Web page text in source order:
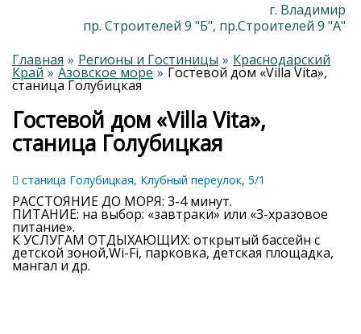
г. Владимир
пр. Строителей 9 "Б", пр.Строителей 9 "А"
Главная
Регионы и Гостиницы Краснодарский
Край Азовское море Гостевой дом «Villa Vita»,
станица Голубицкая
Гостевой дом «Villa Vita»,
станица Голубицкая
станица Голубицкая, Клубный переулок, 5/1
РАССТОЯНИЕ ДО МОРЯ: 3-4 минут.
ПИТАНИЕ: на выбор: «завтраки» или «3-хразовое
питание».
К УСЛУГАМ ОТДЫХАЮЩИХ: открытый бассейн с
детской зоной,Wi-Fi, парковка, детская площадка,
мангал и др.